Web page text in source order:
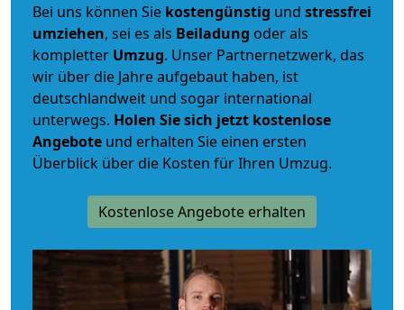
Bei uns können Sie kostengünstig und stressfrei
umziehen, sei es als Beiladung oder als
kompletter Umzug. Unser Partnernetzwerk, das
wir über die Jahre aufgebaut haben, ist
deutschlandweit und sogar international
unterwegs. Holen Sie sich jetzt kostenlose
Angebote und erhalten Sie einen ersten
Überblick über die Kosten für Ihren Umzug.
Kostenlose Angebote erhalten